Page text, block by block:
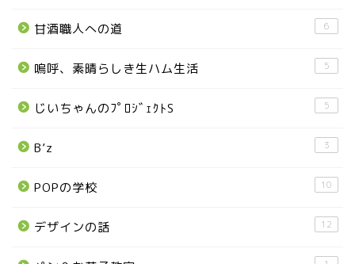
甘酒職人への道 6
嗚呼、素晴らしき生ハム生活 5
じいちゃんのﾌﾟﾛｼﾞｪｸﾄS 5
B’z 3
POPの学校 10
デザインの話 12